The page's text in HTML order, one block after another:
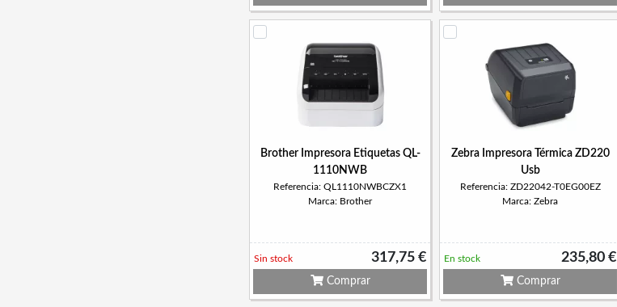
Brother Impresora Etiquetas QL-
1110NWB
Referencia: QL1110NWBCZX1
Marca: Brother
317,75 €
Sin stock
Comprar
Zebra Impresora Térmica ZD220
Usb
Referencia: ZD22042-T0EG00EZ
Marca: Zebra
235,80 €
En stock
Comprar